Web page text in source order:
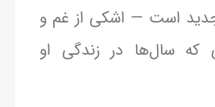
جدید است — اشکی از غم و
که سال‌ها در زندگی او